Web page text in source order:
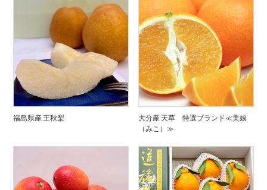
福島県産 王秋梨
大分産 天草 特選ブランド≪美娘
（みこ）≫